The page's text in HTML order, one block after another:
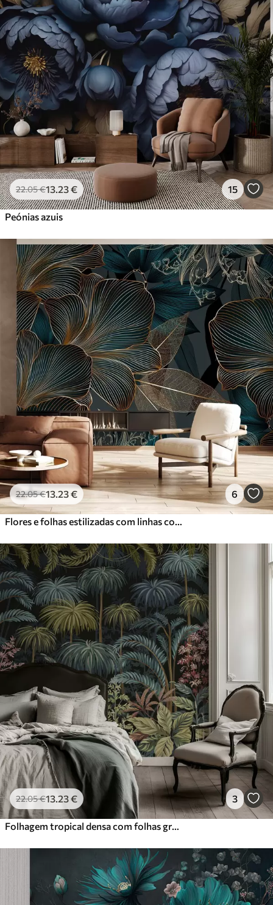
22.05€13.23€ 15
Peónias azuis
22.05€13.23€ 6
Flores e folhas estilizadas com linhas complexas em tons de azul-petróleo e amarelo sobre fundo escuro
22.05€13.23€ 3
Folhagem tropical densa com folhas grandes